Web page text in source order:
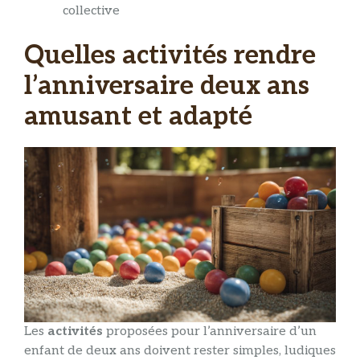
collective
Quelles activités rendre
l’anniversaire deux ans
amusant et adapté
Les activités proposées pour l’anniversaire d’un
enfant de deux ans doivent rester simples, ludiques